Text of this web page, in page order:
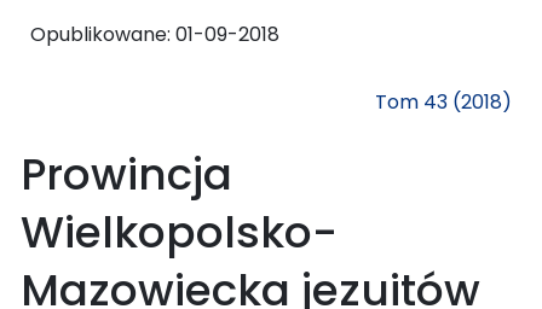
Opublikowane: 01-09-2018
Tom 43 (2018)
Prowincja
Wielkopolsko-
Mazowiecka jezuitów